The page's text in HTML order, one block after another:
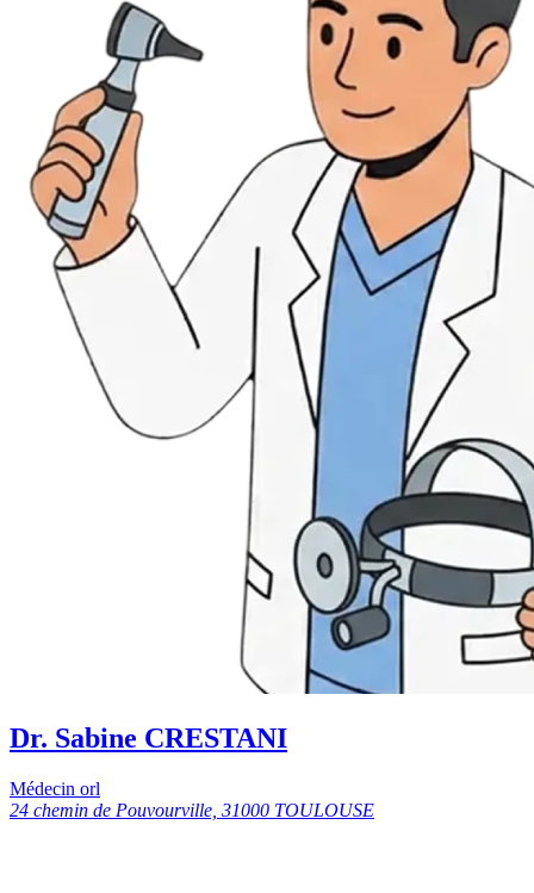
Dr. Sabine CRESTANI
Médecin orl
24 chemin de Pouvourville, 31000 TOULOUSE